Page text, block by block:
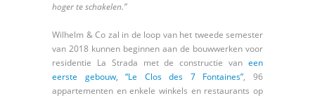
hoger te schakelen.”
Wilhelm & Co zal in de loop van het tweede semester
van 2018 kunnen beginnen aan de bouwwerken voor
residentie La Strada met de constructie van een
eerste gebouw, “Le Clos des 7 Fontaines”, 96
appartementen en enkele winkels en restaurants op